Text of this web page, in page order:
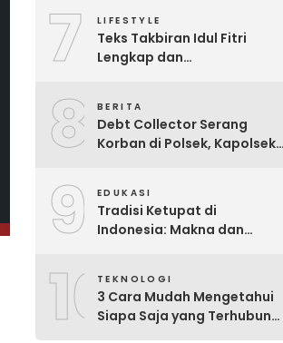
7 LIFESTYLE
Teks Takbiran Idul Fitri
Lengkap dan
8 BERITA
Debt Collector Serang
Korban di Polsek, Kapolsek
9 EDUKASI
Tradisi Ketupat di
Indonesia: Makna dan
10TEKNOLOGI
3 Cara Mudah Mengetahui
Siapa Saja yang Terhubung